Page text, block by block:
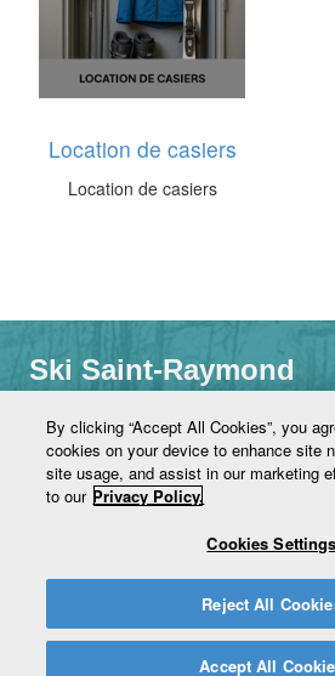
Location de casiers
Location de casiers
Ski Saint-Raymond
Saint-Raymond (Québec) G3L
(418) 337-2866
ski@villesaintraymond.com
Follow us on
By clicking “Accept All Cookies”, you
cookies on your device to enhance site
site usage, and assist in our marketing
to our Privacy Policy.
Cookies Settings
Reject All
Accept All